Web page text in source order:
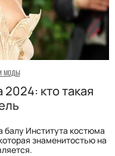
МОДЫ
кто такая
балу Института костюма
знаменитостью на